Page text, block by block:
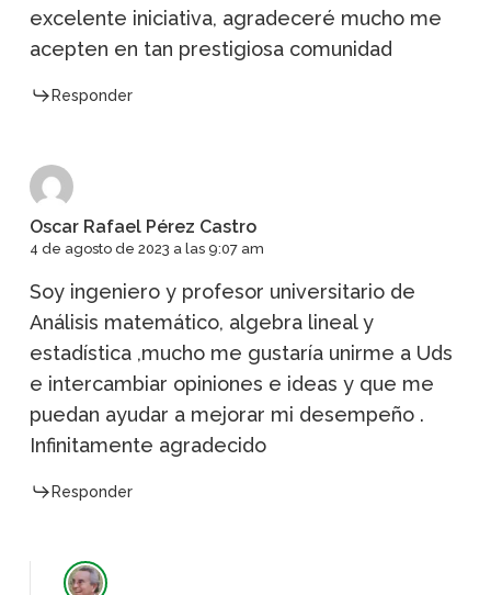
excelente iniciativa, agradeceré mucho me
acepten en tan prestigiosa comunidad
Responder
Oscar Rafael Pérez Castro
4 de agosto de 2023 a las 9:07 am
Soy ingeniero y profesor universitario de
Análisis matemático, algebra lineal y
estadística ,mucho me gustaría unirme a Uds
e intercambiar opiniones e ideas y que me
puedan ayudar a mejorar mi desempeño .
Infinitamente agradecido
Responder